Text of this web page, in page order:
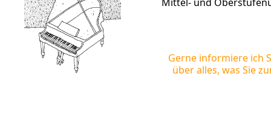
Gerne informiere ich
über alles, was Sie